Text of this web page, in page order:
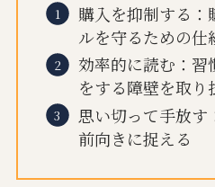
購入を抑制する：
ルを守るための仕
効率的に読む：習
をする障壁を取り
思い切って手放す
前向きに捉える